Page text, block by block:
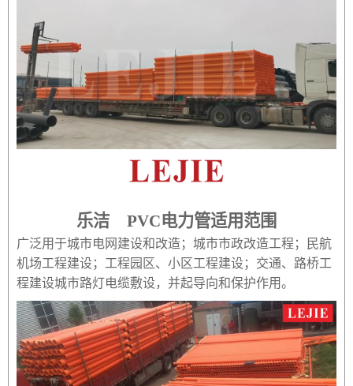
乐洁 PVC电力管适用范围
广泛用于城市电网建设和改造；城市市政改造工程；民航
机场工程建设；工程园区、小区工程建设；交通、路桥工
程建设城市路灯电缆敷设，并起导向和保护作用。